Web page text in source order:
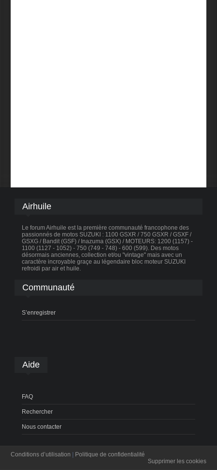
Airhuile
Le forum Airhuile est la première communauté francophone des
passionnés de motos SUZUKI : 1100 GSXR / 750 GSXR / GSXF /
GSXG / Bandit (GSF) / Inazuma (GSX) / MOTEURS: 1200 (1157) -
1100 (1127 - 1052) - 750 (749 - 748) - 600 (599). Des motos
désormais anciennes, collection et/ou "vintage" mais avec un
caractère incroyable graçe au légendaire bloc moteur SUZUKI
refroidi par air et huile.
Communauté
S’enregistrer
Aide
FAQ
Rechercher
Nous contacter
Conditions d’utilisation | Politique de confidentialité
Supprimer les cookies